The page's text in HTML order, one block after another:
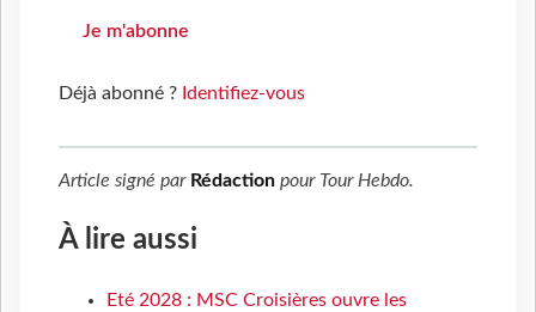
Je m'abonne
Déjà abonné ? Identifiez-vous
Article signé par Rédaction pour Tour Hebdo.
À lire aussi
Eté 2028 : MSC Croisières ouvre les